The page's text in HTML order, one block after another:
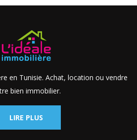
en Tunisie. Achat, location ou vendre
bien immobilier.
LIRE PLUS